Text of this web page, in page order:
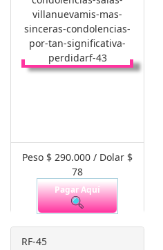
Peso $ 290.000 / Dolar $
78
Pagar Aquí
RF-45